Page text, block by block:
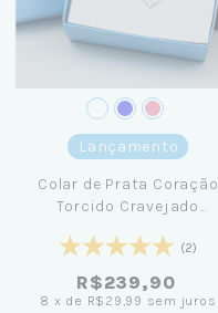
Lançamento
Colar de Prata Coração
Torcido Cravejado
(2)
R$239,90
8 x de R$29,99 sem juros